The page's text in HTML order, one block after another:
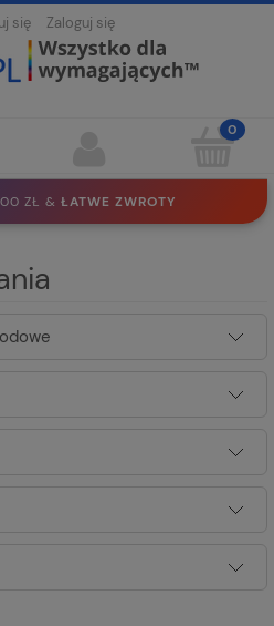
się Zaloguj się
ZŁ & ŁATWE ZWROTY